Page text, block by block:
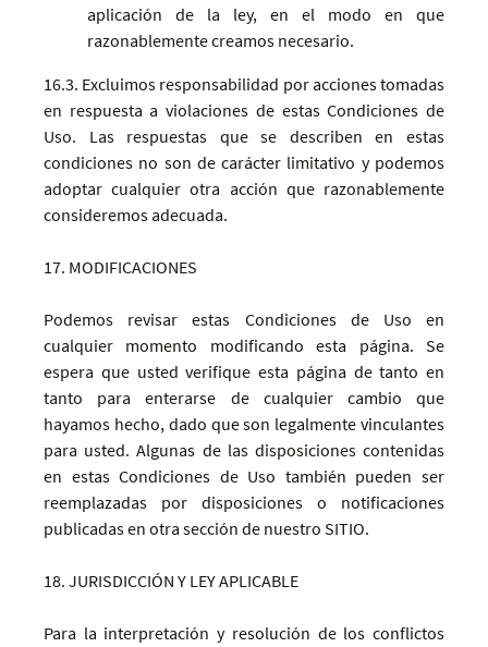
aplicación de la ley, en el modo en que
razonablemente creamos necesario.
16.3. Excluimos responsabilidad por acciones tomadas
en respuesta a violaciones de estas Condiciones de
Uso. Las respuestas que se describen en estas
condiciones no son de carácter limitativo y podemos
adoptar cualquier otra acción que razonablemente
consideremos adecuada.
17. MODIFICACIONES
Podemos revisar estas Condiciones de Uso en
cualquier momento modificando esta página. Se
espera que usted verifique esta página de tanto en
tanto para enterarse de cualquier cambio que
hayamos hecho, dado que son legalmente vinculantes
para usted. Algunas de las disposiciones contenidas
en estas Condiciones de Uso también pueden ser
reemplazadas por disposiciones o notificaciones
publicadas en otra sección de nuestro SITIO.
18. JURISDICCIÓN Y LEY APLICABLE
Para la interpretación y resolución de los conflictos